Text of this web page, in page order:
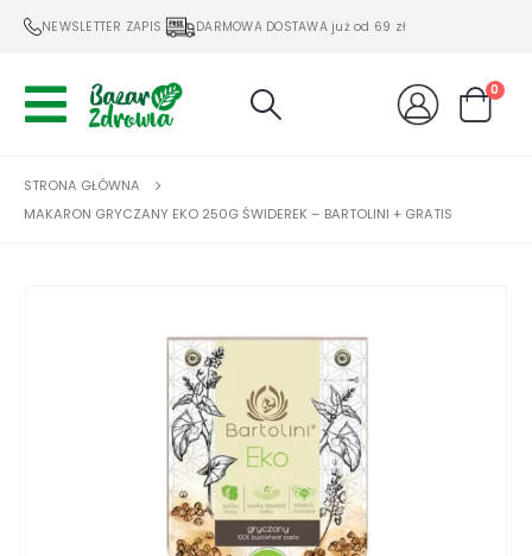
NEWSLETTER ZAPIS DARMOWA DOSTAWA już od 69 zł
0
STRONA GŁÓWNA
MAKARON GRYCZANY EKO 250G ŚWIDEREK – BARTOLINI + GRATIS